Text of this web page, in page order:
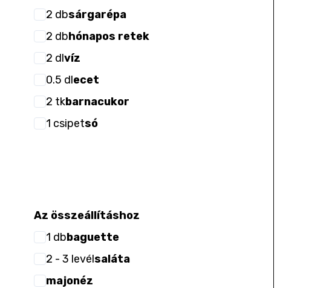
2 dbsárgarépa
2 dbhónapos retek
2 dlvíz
0.5 dlecet
2 tkbarnacukor
1 csipetsó
Az összeállításhoz
1 dbbaguette
2 - 3 levélsaláta
majonéz